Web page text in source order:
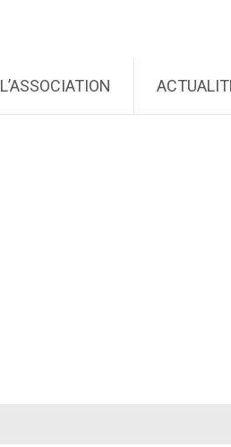
L’ASSOCIATION